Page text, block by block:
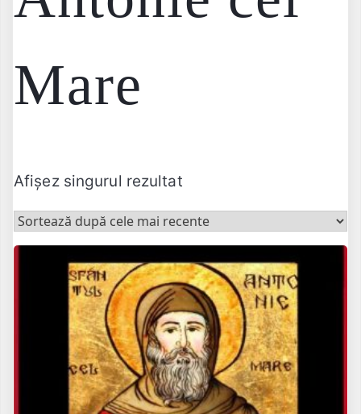
Mare
Afișez singurul rezultat